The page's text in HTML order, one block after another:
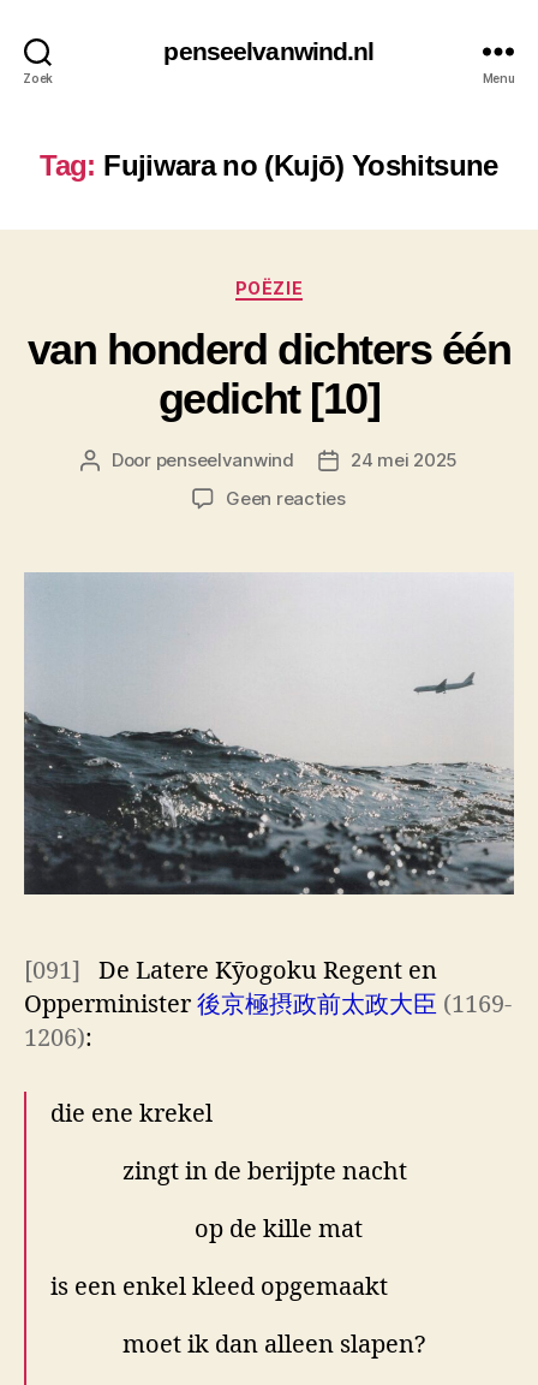
Zoek
penseelvanwind.nl
Menu
Tag: Fujiwara no (Kujō) Yoshitsune
Categorieën
POËZIE
van honderd dichters één
gedicht [10]
Berichtauteur
Door penseelvanwind Berichtdatum
24 mei 2025
Geen reactiesop
dichters
[091] De Latere Kȳogoku Regent en
Opperminister 後京極摂政前太政大臣 (1169-
1206):
die ene krekel
zingt in de berijpte nacht
op de kille mat
is een enkel kleed opgemaakt
moet ik dan alleen slapen?